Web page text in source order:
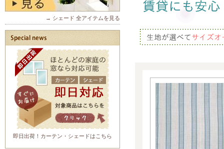
→ シェード 全アイテムを見る
即日出荷！カーテン・シェードはこちら